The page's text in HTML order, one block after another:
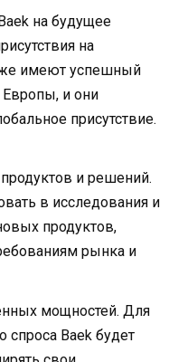
на будущее
на
имеют успешный
и они
присутствие.
и решений.
в исследования и
продуктов,
рынка и
мощностей. Для
спроса Baek будет